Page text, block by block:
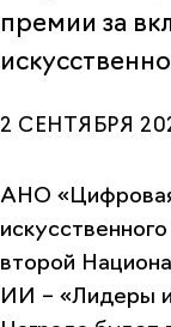
премии за
2 СЕНТЯБРЯ
АНО
второй
ИИ – «Лидеры